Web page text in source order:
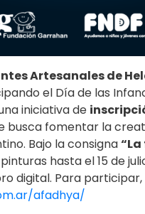
Artesanales de
el Día de las
iniciativa de
busca fomentar la
Bajo la consigna
hasta el 15 de
digital. Para
afadhya/